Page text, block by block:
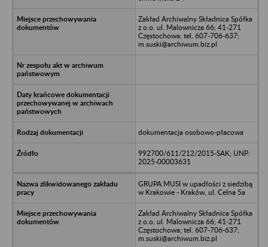
Zakład Archiwalny Składnica Spółka
z o.o. ul. Malownicza 66; 41-271
Częstochowa; tel. 607-706-637;
m.suski@archiwum.biz.pl
dokumentacja osobowo-płacowa
992700/611/212/2015-SAK; UNP:
2025-00003631
GRUPA MUSI w upadłości z siedzibą
w Krakowie - Kraków, ul. Celna 5a
Zakład Archiwalny Składnica Spółka
z o.o. ul. Malownicza 66; 41-271
Częstochowa; tel. 607-706-637;
m.suski@archiwum.biz.pl